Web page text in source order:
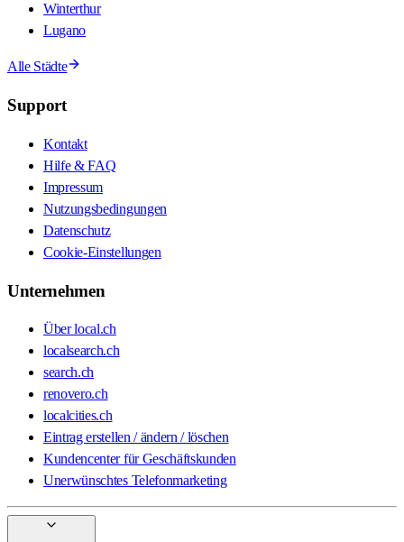
Winterthur
Lugano
Alle Städte
Support
Kontakt
Hilfe & FAQ
Impressum
Nutzungsbedingungen
Datenschutz
Cookie-Einstellungen
Unternehmen
Über local.ch
localsearch.ch
search.ch
renovero.ch
localcities.ch
Eintrag erstellen / ändern / löschen
Kundencenter für Geschäftskunden
Unerwünschtes Telefonmarketing